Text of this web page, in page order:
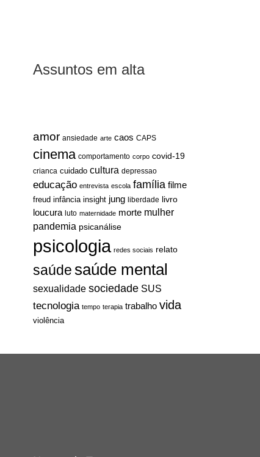
Assuntos em alta
amor ansiedade arte caos CAPS
cinema comportamento corpo covid-19
crianca cuidado cultura depressao
educação entrevista escola família filme
freud infância insight jung liberdade livro
loucura luto maternidade morte mulher
pandemia psicanálise
psicologia redes sociais relato
saúdesaúde mental
sexualidade sociedade SUS
tecnologia tempo terapia trabalho vida
violência